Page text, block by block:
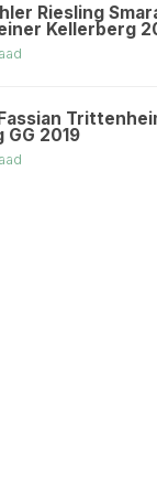
Riesling
Kellerberg
GG 2019